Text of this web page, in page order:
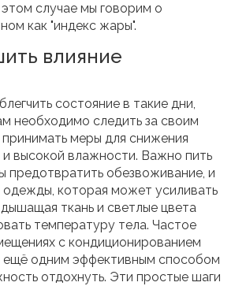
этом случае мы говорим о
как "индекс жары".
влияние
состояние в такие дни,
необходимо следить за своим
меры для снижения
высокой влажности. Важно пить
предотвратить обезвоживание, и
одежды, которая может усиливать
дышащая ткань и светлые цвета
температуру тела. Частое
с кондиционированием
ещё одним эффективным способом
отдохнуть. Эти простые шаги